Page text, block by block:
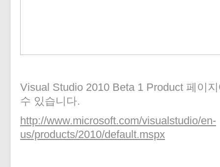
Visual Studio 2010 Beta 1 Product 페이
수 있습니다.
http://www.microsoft.com/visualstudio/en-
us/products/2010/default.mspx